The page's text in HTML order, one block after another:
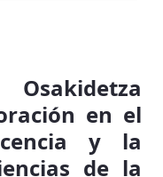
en el
y la
de la